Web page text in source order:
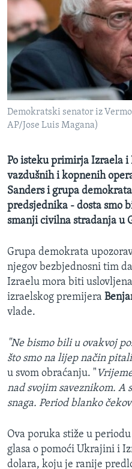
IZBJEGLIČKA STRANA
MAGAZIN
O GLASU AMERIKE
Learning English
PRATITE NAS
Jezici
Demokratski senator iz
AP/Jose Luis Magana)
Po isteku primirja Izraela i
vazdušnih i kopnenih
Sanders i grupa
predsjednika - dosta smo
smanji civilna stradanja u
Grupa demokrata
njegov bezbjednosni tim
Izraelu mora biti
izraelskog premijera
vlade.
"Ne bismo bili u ovakvoj
što smo na lijep način
u svom obraćanju. "
nad svojim saveznikom. A
snaga. Period blanko
Ova poruka stiže u
glasa o pomoći Ukrajini i
dolara, koju je ranije